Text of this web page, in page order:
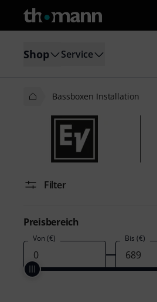
Shop Service
Bassboxen Installation
Filter
Preisbereich
Von (€) Bis (€)